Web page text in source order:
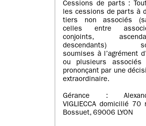
Cessions de parts :
les cessions de parts à
tiers non associés
celles entre
conjoints,
descendants)
soumises à l’agrément
ou plusieurs associés
prononçant par une
extraordinaire.
Gérance :
VIGLIECCA domicilié 70
Bossuet, 69006 LYON